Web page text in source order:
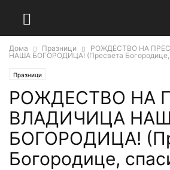
Дома Празници
РОЖДЕСТВО НА
НАША БОГОРОДИЦА! (Пресвета Богородице,
Празници
РОЖДЕСТВО НА
ВЛАДИЧИЦА
БОГОРОДИЦА!
Богородице,